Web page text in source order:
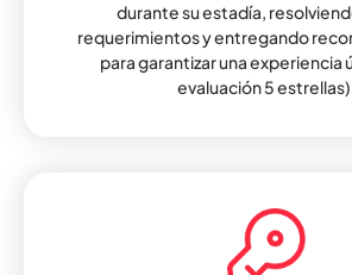
durante su estadía,
requerimientos y entregando
para garantizar una experiencia
evaluación 5